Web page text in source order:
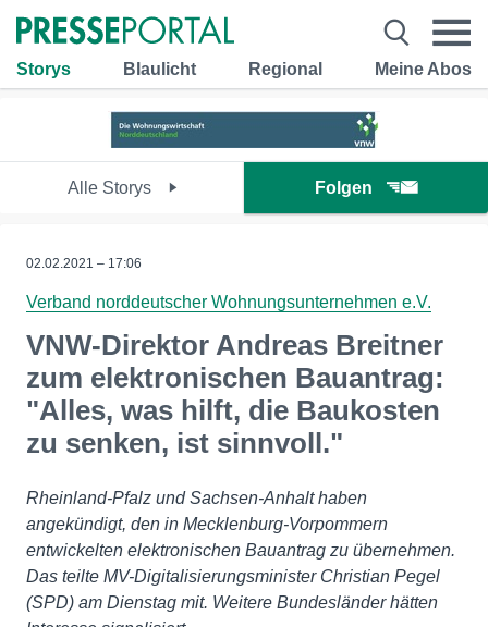
Storys Blaulicht Regional Meine Abos
Alle Storys Folgen
02.02.2021 – 17:06
Verband norddeutscher Wohnungsunternehmen e.V.
VNW-Direktor Andreas Breitner
zum elektronischen Bauantrag:
"Alles, was hilft, die Baukosten
zu senken, ist sinnvoll."
Rheinland-Pfalz und Sachsen-Anhalt haben
angekündigt, den in Mecklenburg-Vorpommern
entwickelten elektronischen Bauantrag zu übernehmen.
Das teilte MV-Digitalisierungsminister Christian Pegel
(SPD) am Dienstag mit. Weitere Bundesländer hätten